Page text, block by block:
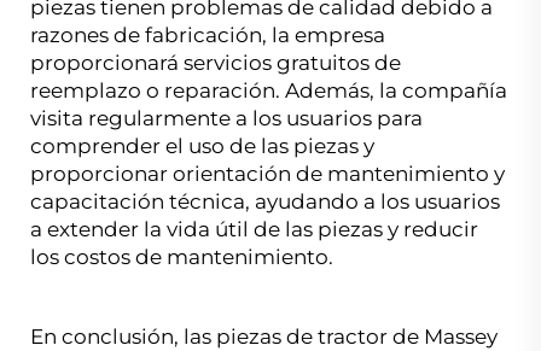
piezas tienen problemas de calidad debido a
razones de fabricación, la empresa
proporcionará servicios gratuitos de
reemplazo o reparación. Además, la compañía
visita regularmente a los usuarios para
comprender el uso de las piezas y
proporcionar orientación de mantenimiento y
capacitación técnica, ayudando a los usuarios
a extender la vida útil de las piezas y reducir
los costos de mantenimiento.
En conclusión, las piezas de tractor de Massey